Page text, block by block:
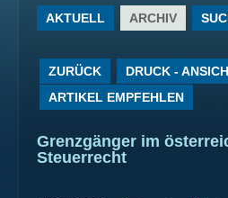
AKTUELL ARCHIV
ZURÜCK
DRUCK -
ARTIKEL EMPFEHLEN
Grenzgänger im
Steuerrecht